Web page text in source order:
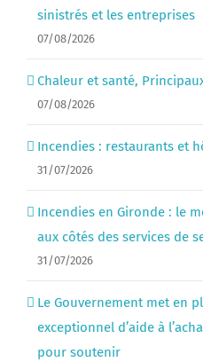
sinistrés et les entreprises
07/08/2026
Chaleur et santé,
07/08/2026
Incendies : restaurants et
31/07/2026
Incendies en Gironde : le
aux côtés des services de
31/07/2026
Le Gouvernement met en
exceptionnel d’aide à
pour soutenir